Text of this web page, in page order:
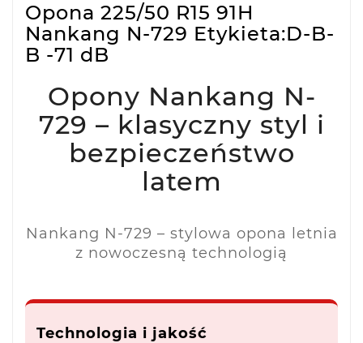
Opona 225/50 R15 91H
Nankang N-729 Etykieta:D-B-
B -71 dB
Opony Nankang N-
729 – klasyczny styl i
bezpieczeństwo
latem
Nankang N-729 – stylowa opona letnia
z nowoczesną technologią
Technologia i jakość